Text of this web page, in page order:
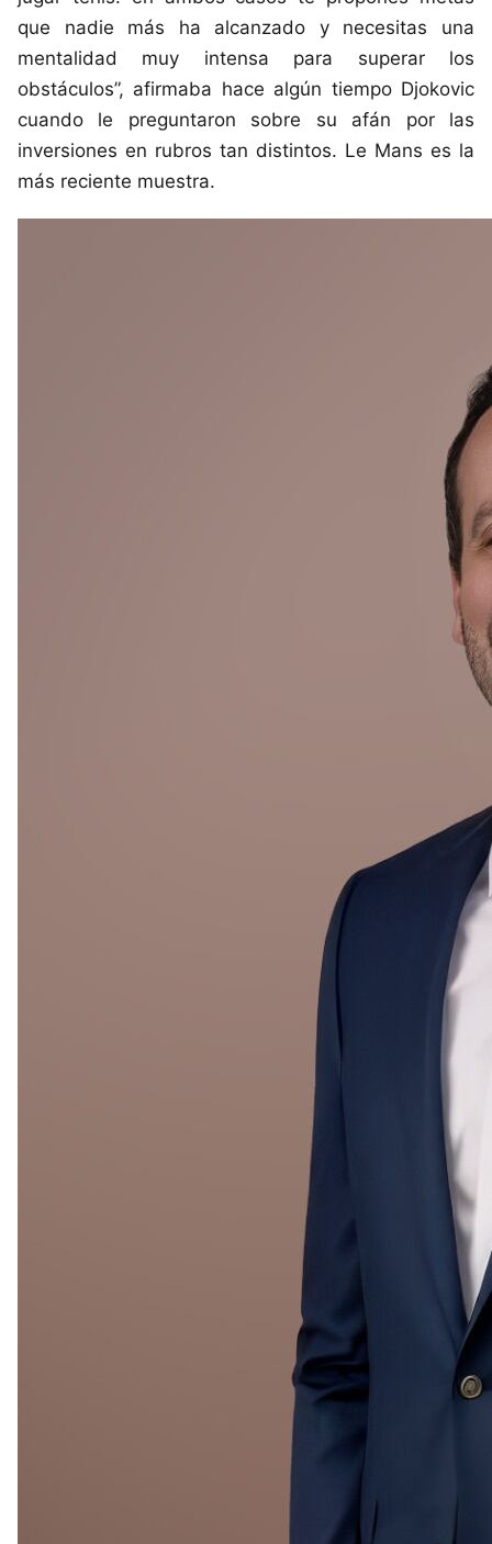
que nadie más ha alcanzado y necesitas una
mentalidad muy intensa para superar los
obstáculos”, afirmaba hace algún tiempo Djokovic
cuando le preguntaron sobre su afán por las
inversiones en rubros tan distintos. Le Mans es la
más reciente muestra.